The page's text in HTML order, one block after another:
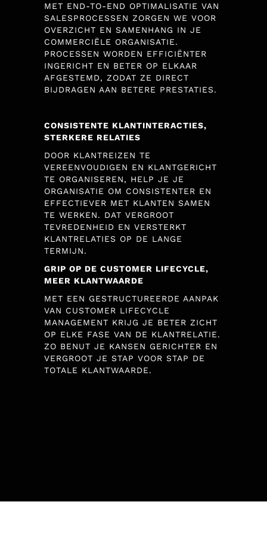
MET END-TO-END OPTIMALISATIE VAN
SALESPROCESSEN ZORGEN WE VOOR
OVERZICHT EN SAMENHANG IN JE
COMMERCIËLE ORGANISATIE.
PROCESSEN WORDEN EFFICIËNTER
INGERICHT EN BETER OP ELKAAR
AFGESTEMD, ZODAT ZE DIRECT
BIJDRAGEN AAN BETERE PRESTATIES.
CONSISTENTE KLANTINTERACTIES,
STERKERE RELATIES
DOOR KLANTREIZEN TE
VEREENVOUDIGEN EN KLANTGERICHT
TE ORGANISEREN, HELP JE JE
ORGANISATIE OM CONSISTENTER EN
EFFECTIEVER MET KLANTEN SAMEN
TE WERKEN. DAT VERGROOT
TEVREDENHEID EN VERSTERKT
KLANTRELATIES OP DE LANGE
TERMIJN.
GRIP OP DE CUSTOMER LIFECYCLE,
MEER KLANTWAARDE
MET EEN GESTRUCTUREERDE AANPAK
VAN CUSTOMER LIFECYCLE
MANAGEMENT KRIJG JE BETER ZICHT
OP ELKE FASE VAN DE KLANTRELATIE.
ZO BENUT JE KANSEN GERICHTER EN
VERGROOT JE STAP VOOR STAP DE
TOTALE KLANTWAARDE.